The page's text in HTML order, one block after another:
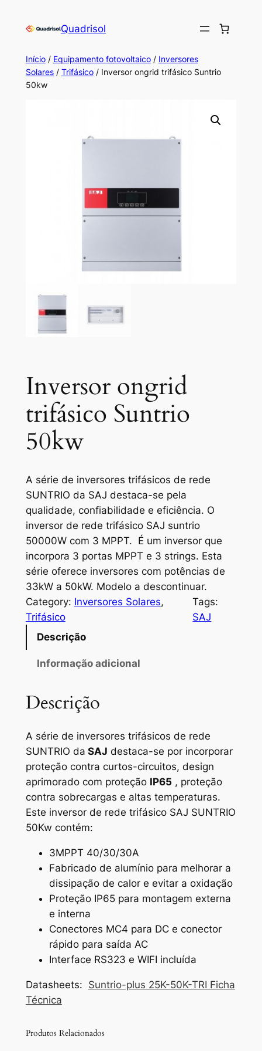
conteúdo
Quadrisol
Início/ Equipamento fotovoltaico/ Inversores
Solares/ Trifásico/ Inversor ongrid trifásico Suntrio
50kw
Inversor ongrid
trifásico Suntrio
50kw
A série de inversores trifásicos de rede
SUNTRIO da SAJ destaca-se pela
qualidade, confiabilidade e eficiência. O
inversor de rede trifásico SAJ suntrio
50000W com 3 MPPT. É um inversor que
incorpora 3 portas MPPT e 3 strings. Esta
série oferece inversores com potências de
33kW a 50kW. Modelo a descontinuar.
Category: Inversores Solares
Trifásico
Tags:
SAJ
Descrição
Informação adicional
Descrição
A série de inversores trifásicos de rede
SUNTRIO da SAJ destaca-se por incorporar
proteção contra curtos-circuitos, design
aprimorado com proteção IP65 , proteção
contra sobrecargas e altas temperaturas.
Este inversor de rede trifásico SAJ SUNTRIO
50Kw contém:
3MPPT 40/30/30A
Fabricado de alumínio para melhorar a
dissipação de calor e evitar a oxidação
Proteção IP65 para montagem externa
e interna
Conectores MC4 para DC e conector
rápido para saída AC
Interface RS323 e WIFI incluída
Datasheets: Suntrio-plus 25K-50K-TRI Ficha
Técnica
Produtos Relacionados